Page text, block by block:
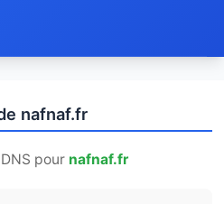
nafnaf.fr
pour nafnaf.fr